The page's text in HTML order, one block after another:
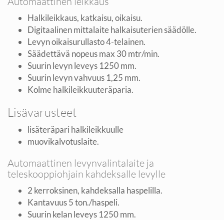
Halkileikkaus, katkaisu, oikaisu.
Digitaalinen mittalaite halkaisuterien säädölle.
Levyn oikaisurullasto 4-telainen.
Säädettävä nopeus max 30 mtr/min.
Suurin levyn leveys 1250 mm.
Suurin levyn vahvuus 1,25 mm.
Kolme halkileikkuuteräparia.
Lisävarusteet
lisäteräpari halkileikkuulle
muovikalvotuslaite.
Automaattinen levynvalintalaite ja
teleskooppiohjain kahdeksalle levylle
2 kerroksinen, kahdeksalla haspelilla.
Kantavuus 5 ton./haspeli.
Suurin kelan leveys 1250 mm.